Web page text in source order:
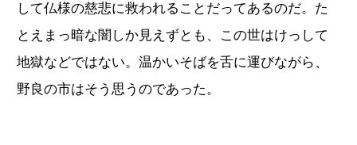
して仏様の慈悲に救われることだってあるのだ。た
とえまっ暗な闇しか見えずとも、この世はけっして
地獄などではない。温かいそばを舌に運びながら、
野良の市はそう思うのであった。